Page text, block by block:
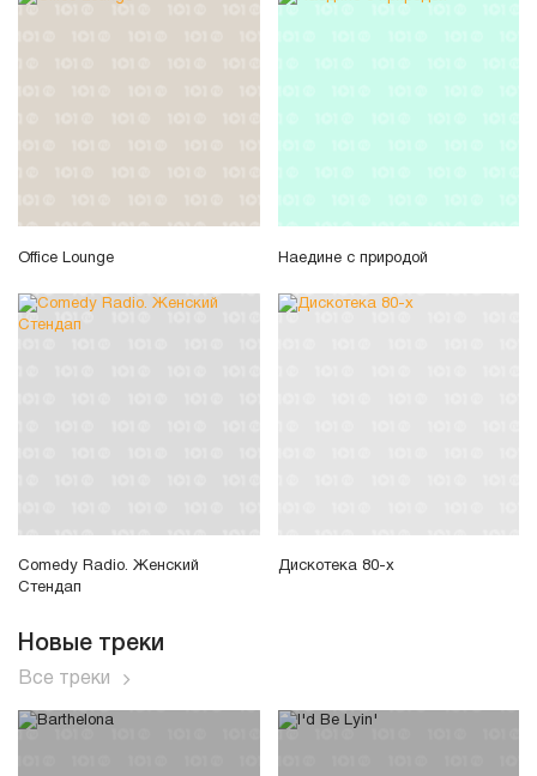
Office Lounge Наедине с природой
Comedy Radio. Женский
Стендап
Дискотека 80-х
Новые треки
Все треки